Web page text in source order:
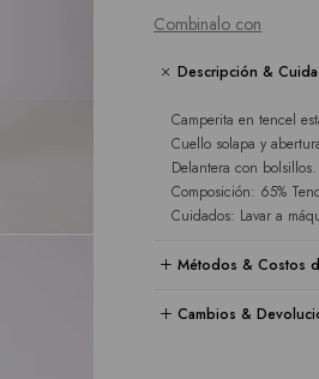
Combinalo con
Descripción &
Camperita en tencel
Cuello solapa y
Delantera con bolsillos.
Composición: 65%
Cuidados: Lavar a
Métodos & Costos
Cambios &